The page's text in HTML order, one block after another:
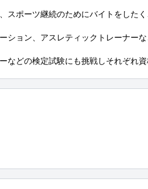
スポーツ継続のためにバイトをしたく
ション、アスレティックトレーナー
などの検定試験にも挑戦しそれぞれ資